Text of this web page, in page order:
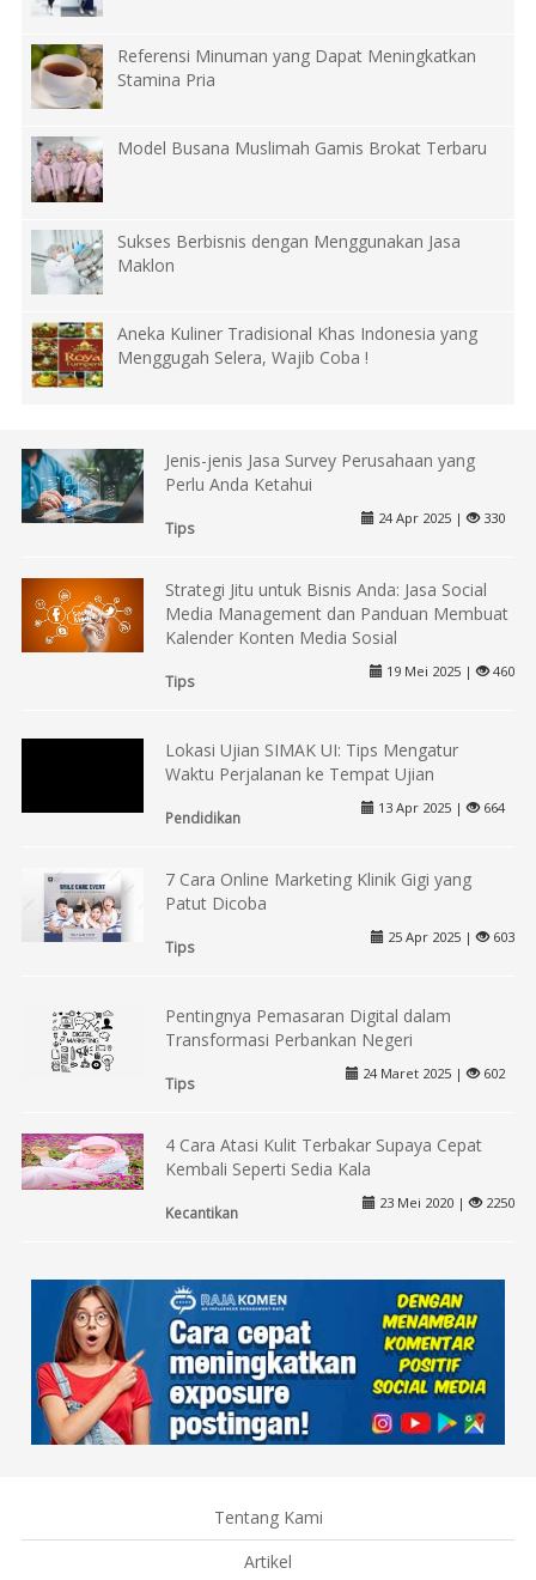
Referensi Minuman yang Dapat Meningkatkan
Stamina Pria
Model Busana Muslimah Gamis Brokat Terbaru
Sukses Berbisnis dengan Menggunakan Jasa
Maklon
Aneka Kuliner Tradisional Khas Indonesia yang
Menggugah Selera, Wajib Coba !
Jenis-jenis Jasa Survey Perusahaan yang
Perlu Anda Ketahui
Tips
24 Apr 2025 | 330
Strategi Jitu untuk Bisnis Anda: Jasa Social
Media Management dan Panduan Membuat
Kalender Konten Media Sosial
Tips
19 Mei 2025 | 460
Lokasi Ujian SIMAK UI: Tips Mengatur
Waktu Perjalanan ke Tempat Ujian
Pendidikan
13 Apr 2025 | 664
7 Cara Online Marketing Klinik Gigi yang
Patut Dicoba
Tips
25 Apr 2025 | 603
Pentingnya Pemasaran Digital dalam
Transformasi Perbankan Negeri
Tips
24 Maret 2025 | 602
4 Cara Atasi Kulit Terbakar Supaya Cepat
Kembali Seperti Sedia Kala
Kecantikan
23 Mei 2020 | 2250
Tentang Kami
Artikel